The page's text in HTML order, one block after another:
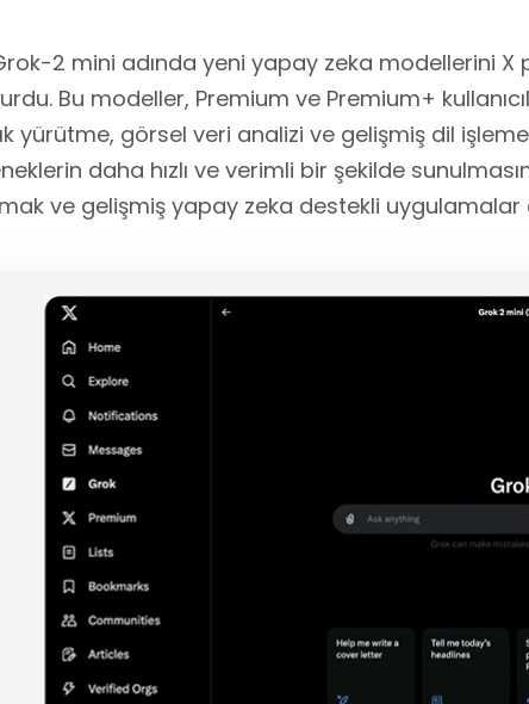
2 mini adında yeni yapay zeka modellerini
Bu modeller, Premium ve Premium+
yürütme, görsel veri analizi ve gelişmiş dil
daha hızlı ve verimli bir şekilde
ve gelişmiş yapay zeka destekli